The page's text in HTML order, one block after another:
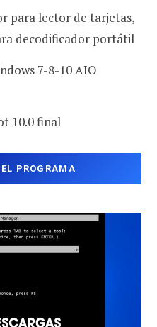
para lector de tarjetas,
decodificador portátil
7-8-10 AIO
10.0 final
PROGRAMA